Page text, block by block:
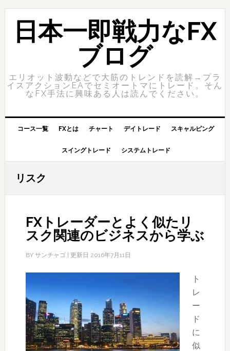
Skip
primary
navigation
Skip
content日本一即戦力なFX
ブログ
エリオット波動などで大筋のトレンドを読解→プラ
イスアクションEAでセミオートマにトレード。そん
なFX手法に興味ある人は読んでください。
コース一覧 FXとは チャート デイトレード スキャルピング
スイングトレード システムトレード
リスク
FXトレーダーとよく似たリ
スク関連のビジネスから学ぶ
BY サンチャゴ| 更新日 2016年7月11日
ト
レ
ー
ド
に
似